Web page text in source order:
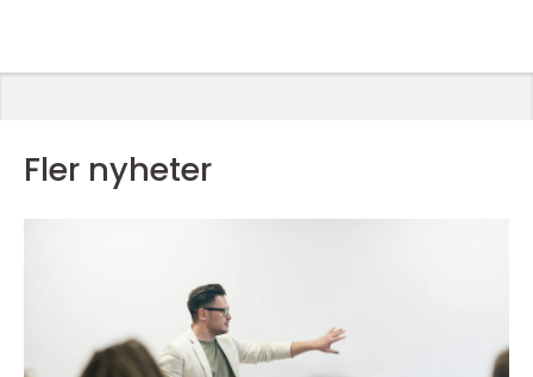
Fler nyheter